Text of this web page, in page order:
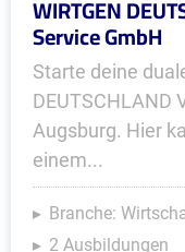
WIRTGEN
Service GmbH
Starte deine
DEUTSCHLAND
Augsburg. Hier
einem...
Branche:
2 Ausbildungen